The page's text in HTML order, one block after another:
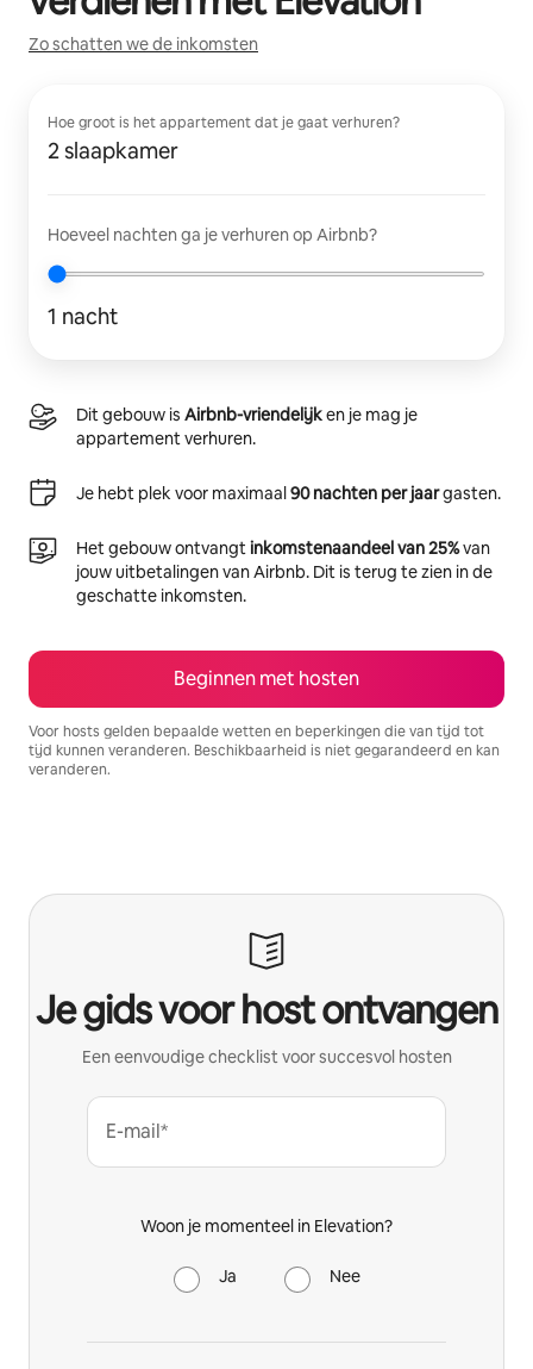
Zo schatten we de inkomsten
Hoe groot is het appartement dat je gaat verhuren?
2 slaapkamer
Hoeveel nachten ga je verhuren op Airbnb?
1 nacht
Dit gebouw is Airbnb-vriendelijken je mag je
appartement verhuren.
Je hebt plek voor maximaal90 nachten per jaargasten.
Het gebouw ontvangtinkomstenaandeel van 25%van
jouw uitbetalingen van Airbnb. Dit is terug te zien in de
geschatte inkomsten.
Beginnen met hosten
Voor hosts gelden bepaalde wetten en beperkingen die van tijd tot
tijd kunnen veranderen. Beschikbaarheid is niet gegarandeerd en kan
veranderen.
Je gids voor host ontvangen
Een eenvoudige checklist voor succesvol hosten
E-mail*
Woon je momenteel in Elevation?
Ja Nee